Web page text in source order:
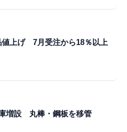
値上げ 7月受注から18％以上
増設 丸棒・鋼板を移管